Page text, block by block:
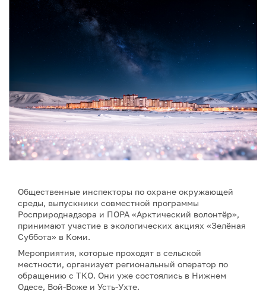
Общественные инспекторы по охране окружающей
среды, выпускники совместной программы
Росприроднадзора и ПОРА «Арктический волонтёр»,
принимают участие в экологических акциях «Зелёная
Суббота» в Коми.
Мероприятия, которые проходят в сельской
местности, организует региональный оператор по
обращению с ТКО. Они уже состоялись в Нижнем
Одесе, Вой-Воже и Усть-Ухте.